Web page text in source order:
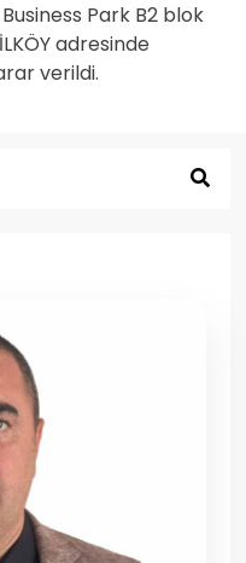
Park B2 blok
adresinde
verildi.